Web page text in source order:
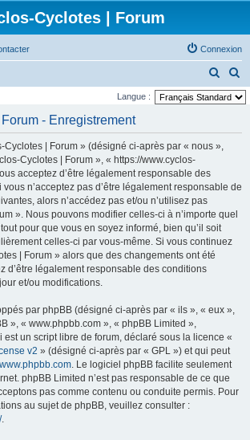
Cyclotes | Forum
Connexion
e
e
e
c
r
Langue :
- Enregistrement
Cyclotes | Forum » (désigné ci-après par « nous »,
Cyclotes | Forum », « https://www.cyclos-
acceptez d’être légalement responsable des
n’acceptez pas d’être légalement responsable de
alors n’accédez pas et/ou n’utilisez pas
». Nous pouvons modifier celles-ci à n’importe quel
pour que vous en soyez informé, bien qu’il soit
celles-ci par vous-même. Si vous continuez
| Forum » alors que des changements ont été
d’être légalement responsable des conditions
et/ou modifications.
par phpBB (désigné ci-après par « ils », « eux »,
», « www.phpbb.com », « phpBB Limited »,
est un script libre de forum, déclaré sous la licence «
v2 » (désigné ci-après par « GPL ») et qui peut
www.phpbb.com. Le logiciel phpBB facilite seulement
phpBB Limited n’est pas responsable de ce que
pas comme contenu ou conduite permis. Pour
au sujet de phpBB, veuillez consulter :
.